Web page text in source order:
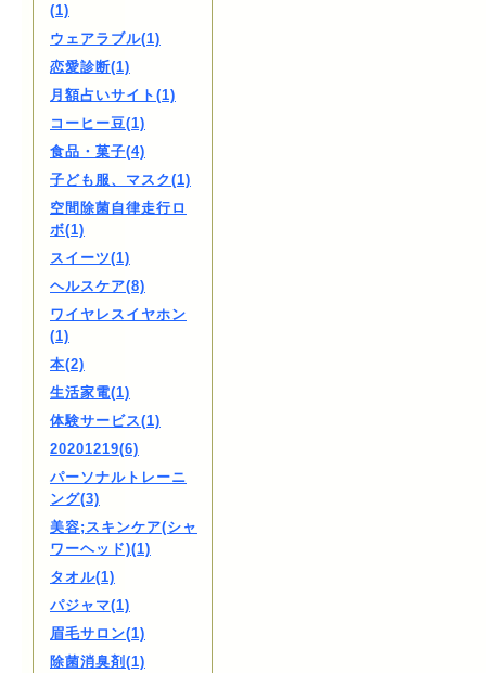
(1)
ウェアラブル(1)
恋愛診断(1)
月額占いサイト(1)
コーヒー豆(1)
食品・菓子(4)
子ども服、マスク(1)
空間除菌自律走行ロ
ボ(1)
スイーツ(1)
ヘルスケア(8)
ワイヤレスイヤホン
(1)
本(2)
生活家電(1)
体験サービス(1)
20201219(6)
パーソナルトレーニ
ング(3)
美容;スキンケア(シャ
ワーヘッド)(1)
タオル(1)
パジャマ(1)
眉毛サロン(1)
除菌消臭剤(1)